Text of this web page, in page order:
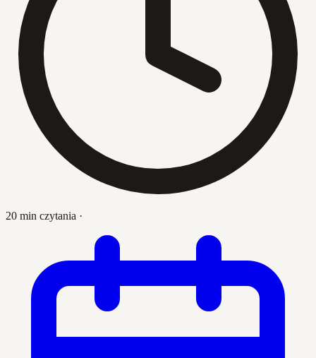
20 min czytania ·